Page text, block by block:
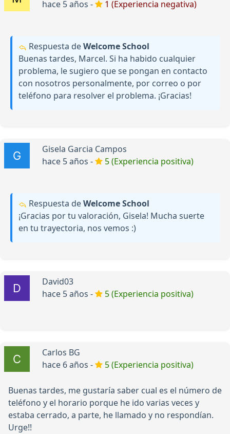
hace 5 años - 1 (Experiencia negativa)
Respuesta deWelcome School
Buenas tardes, Marcel. Si ha habido cualquier
problema, le sugiero que se pongan en contacto
con nosotros personalmente, por correo o por
teléfono para resolver el problema. ¡Gracias!
Gisela Garcia Campos
hace 5 años -
5 (Experiencia positiva)
Respuesta deWelcome School
¡Gracias por tu valoración, Gisela! Mucha suerte
en tu trayectoria, nos vemos :)
David03
hace 5 años -
5 (Experiencia positiva)
Carlos BG
hace 6 años -
5 (Experiencia positiva)
Buenas tardes, me gustaría saber cual es el número de
teléfono y el horario porque he ido varias veces y
estaba cerrado, a parte, he llamado y no respondían.
Urge!!